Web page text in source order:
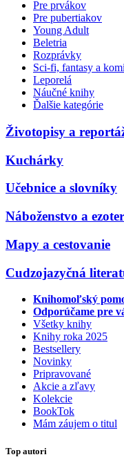
Pre prvákov
Pre pubertiakov
Young Adult
Beletria
Rozprávky
Sci-fi, fantasy a
Leporelá
Náučné knihy
Ďalšie kategórie
Životopisy a
Kuchárky
Učebnice a slovníky
Náboženstvo a
Mapy a cestovanie
Cudzojazyčná
Knihomoľský
Odporúčame pre
Všetky knihy
Knihy roka 2025
Bestsellery
Novinky
Pripravované
Akcie a zľavy
Kolekcie
BookTok
Mám záujem o titul
Top autori